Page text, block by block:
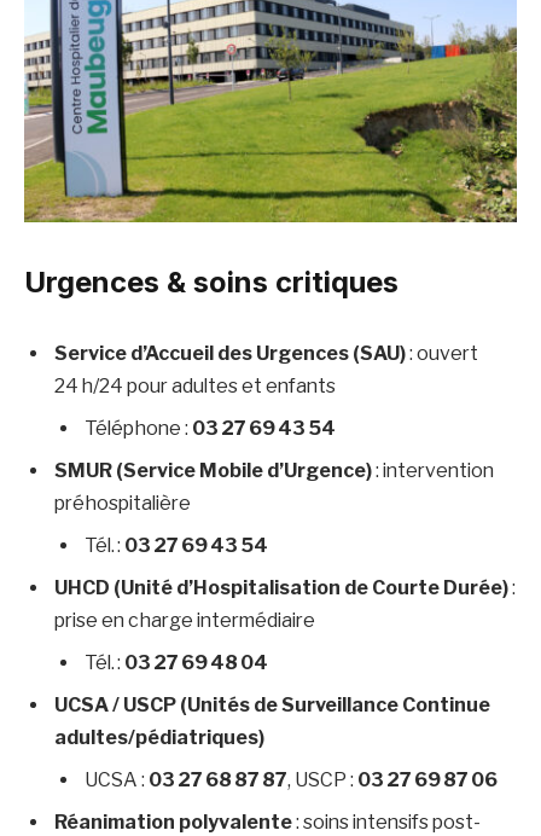
Urgences & soins critiques
Service d’Accueil des Urgences (SAU): ouvert
24 h/24 pour adultes et enfants
Téléphone : 03 27 69 43 54
SMUR (Service Mobile d’Urgence): intervention
préhospitalière
Tél. : 03 27 69 43 54
UHCD (Unité d’Hospitalisation de Courte Durée):
prise en charge intermédiaire
Tél. : 03 27 69 48 04
UCSA / USCP (Unités de Surveillance Continue
adultes/pédiatriques)
UCSA : 03 27 68 87 87, USCP : 03 27 69 87 06
Réanimation polyvalente: soins intensifs post-